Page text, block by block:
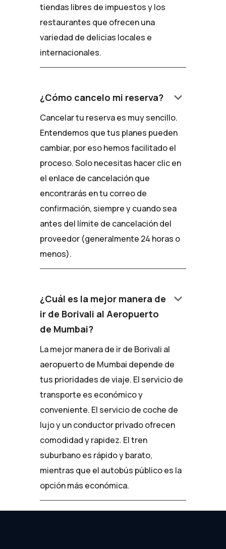
tiendas libres de impuestos y los
restaurantes que ofrecen una
variedad de delicias locales e
internacionales.
¿Cómo cancelo mi reserva? keyboard_arrow_down
Cancelar tu reserva es muy sencillo.
Entendemos que tus planes pueden
cambiar, por eso hemos facilitado el
proceso. Solo necesitas hacer clic en
el enlace de cancelación que
encontrarás en tu correo de
confirmación, siempre y cuando sea
antes del límite de cancelación del
proveedor (generalmente 24 horas o
menos).
¿Cuál es la mejor manera de
ir de Borivali al Aeropuerto
de Mumbai?
keyboard_arrow_down
La mejor manera de ir de Borivali al
aeropuerto de Mumbai depende de
tus prioridades de viaje. El servicio de
transporte es económico y
conveniente. El servicio de coche de
lujo y un conductor privado ofrecen
comodidad y rapidez. El tren
suburbano es rápido y barato,
mientras que el autobús público es la
opción más económica.